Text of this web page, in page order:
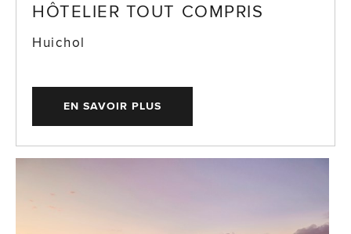
HÔTELIER TOUT COMPRIS
Huichol
EN SAVOIR PLUS